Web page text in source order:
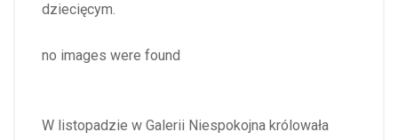
dziecięcym.
no images were found
W listopadzie w Galerii Niespokojna królowała